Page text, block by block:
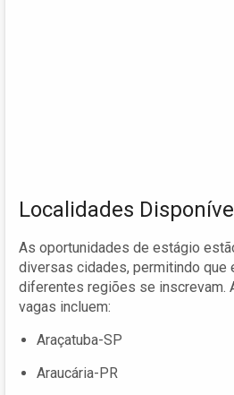
Localidades
As oportunidades de estágio
diversas cidades, permitindo que
diferentes regiões se inscrevam.
vagas incluem:
Araçatuba-SP
Araucária-PR